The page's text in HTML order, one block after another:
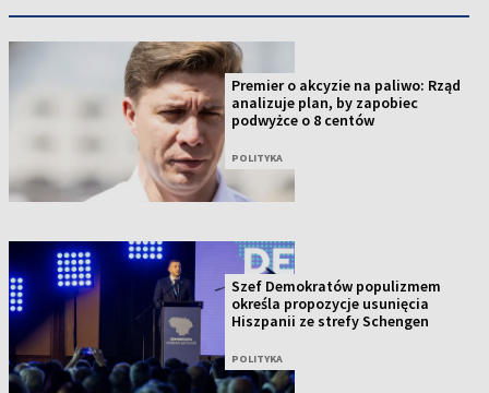
Premier o akcyzie na paliwo: Rząd
analizuje plan, by zapobiec
podwyżce o 8 centów
POLITYKA
Szef Demokratów populizmem
określa propozycje usunięcia
Hiszpanii ze strefy Schengen
POLITYKA